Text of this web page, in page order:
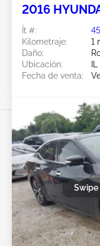
2016
Ít #:
Kilometraje:
1
Daño:
Ubicación:
Fecha de venta:
Swipe